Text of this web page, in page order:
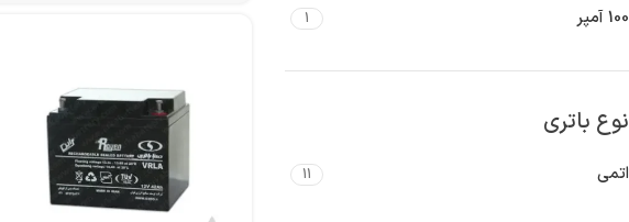
100 آمپر 1
نوع باتری
اتمی 11